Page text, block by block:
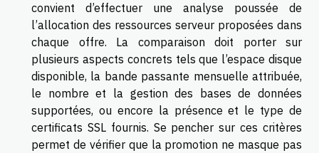
convient d’effectuer une analyse poussée de
l’allocation des ressources serveur proposées dans
chaque offre. La comparaison doit porter sur
plusieurs aspects concrets tels que l’espace disque
disponible, la bande passante mensuelle attribuée,
le nombre et la gestion des bases de données
supportées, ou encore la présence et le type de
certificats SSL fournis. Se pencher sur ces critères
permet de vérifier que la promotion ne masque pas